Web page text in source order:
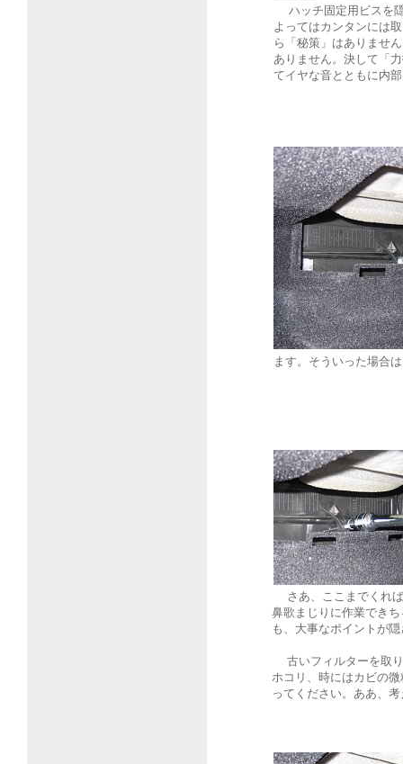
ハッチ固定用ビスを
よってはカンタンには
ら「秘策」はありませ
ありません。決して「
てイヤな音とともに内
ます。そういった場合
さあ、ここまでくれ
鼻歌まじりに作業でき
も、大事なポイントが
古いフィルターを取
ホコリ、時にはカビの
ってください。ああ、